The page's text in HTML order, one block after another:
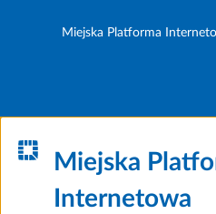
Miejska Platforma
Miejska
Internetowa